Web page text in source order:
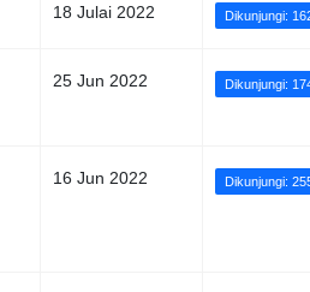
18 Julai 2022 Dikunjungi:
25 Jun 2022 Dikunjungi:
16 Jun 2022 Dikunjungi: